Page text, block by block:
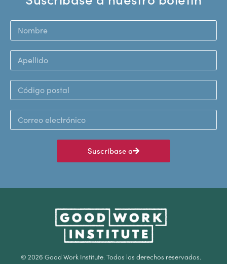
Suscríbase a
© 2026 Good Work Institute. Todos los derechos reservados.